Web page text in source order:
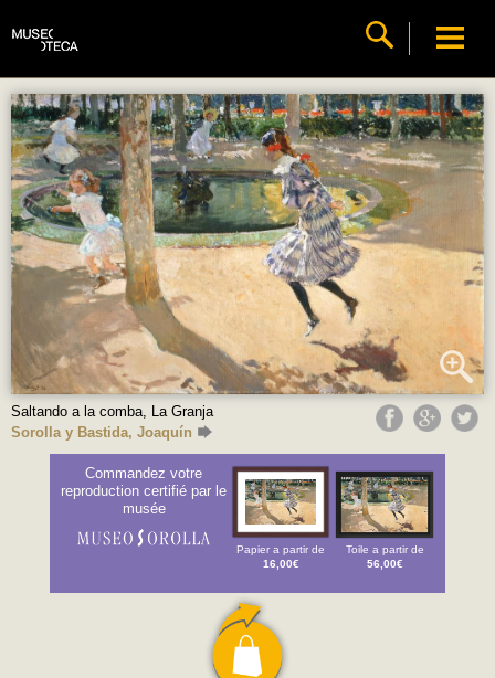
Saltando a la comba, La Granja
Sorolla y Bastida, Joaquín
Commandez votre
reproduction certifié par le
musée
Papier a partir de
16,00€
Toile a partir de
56,00€